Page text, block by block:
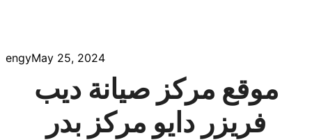
engyMay 25, 2024
موقع مركز صيانة ديب
فريزر دايو مركز بدر